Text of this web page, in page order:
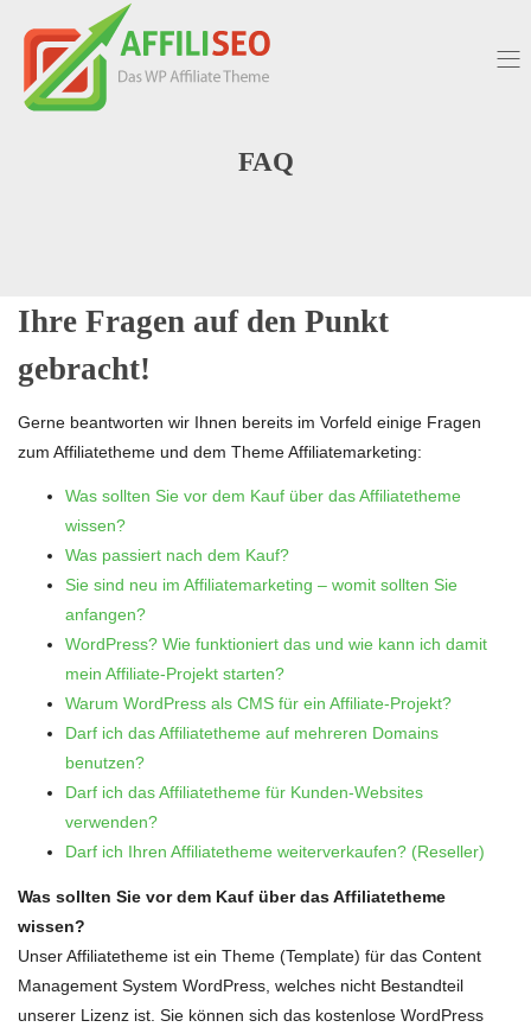
FAQ
Ihre Fragen auf den Punkt
gebracht!
Gerne beantworten wir Ihnen bereits im Vorfeld einige Fragen
zum Affiliatetheme und dem Theme Affiliatemarketing:
Was sollten Sie vor dem Kauf über das Affiliatetheme
wissen?
Was passiert nach dem Kauf?
Sie sind neu im Affiliatemarketing – womit sollten Sie
anfangen?
WordPress? Wie funktioniert das und wie kann ich damit
mein Affiliate-Projekt starten?
Warum WordPress als CMS für ein Affiliate-Projekt?
Darf ich das Affiliatetheme auf mehreren Domains
benutzen?
Darf ich das Affiliatetheme für Kunden-Websites
verwenden?
Darf ich Ihren Affiliatetheme weiterverkaufen? (Reseller)
Was sollten Sie vor dem Kauf über das Affiliatetheme
wissen?
Unser Affiliatetheme ist ein Theme (Template) für das Content
Management System WordPress, welches nicht Bestandteil
unserer Lizenz ist. Sie können sich das kostenlose WordPress